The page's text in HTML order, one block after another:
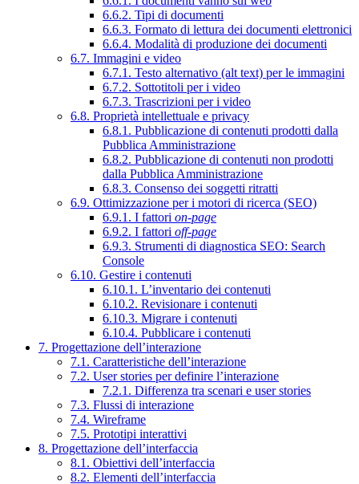
6.6.2. Tipi di documenti
6.6.3. Formato di lettura dei documenti elettronici
6.6.4. Modalità di produzione dei documenti
6.7. Immagini e video
6.7.1. Testo alternativo (alt text) per le immagini
6.7.2. Sottotitoli per i video
6.7.3. Trascrizioni per i video
6.8. Proprietà intellettuale e privacy
6.8.1. Pubblicazione di contenuti prodotti dalla
Pubblica Amministrazione
6.8.2. Pubblicazione di contenuti non prodotti
dalla Pubblica Amministrazione
6.8.3. Consenso dei soggetti ritratti
6.9. Ottimizzazione per i motori di ricerca (SEO)
6.9.1. I fattori on-page
6.9.2. I fattori off-page
6.9.3. Strumenti di diagnostica SEO: Search
Console
6.10. Gestire i contenuti
6.10.1. L’inventario dei contenuti
6.10.2. Revisionare i contenuti
6.10.3. Migrare i contenuti
6.10.4. Pubblicare i contenuti
7. Progettazione dell’interazione
7.1. Caratteristiche dell’interazione
7.2. User stories per definire l’interazione
7.2.1. Differenza tra scenari e user stories
7.3. Flussi di interazione
7.4. Wireframe
7.5. Prototipi interattivi
8. Progettazione dell’interfaccia
8.1. Obiettivi dell’interfaccia
8.2. Elementi dell’interfaccia